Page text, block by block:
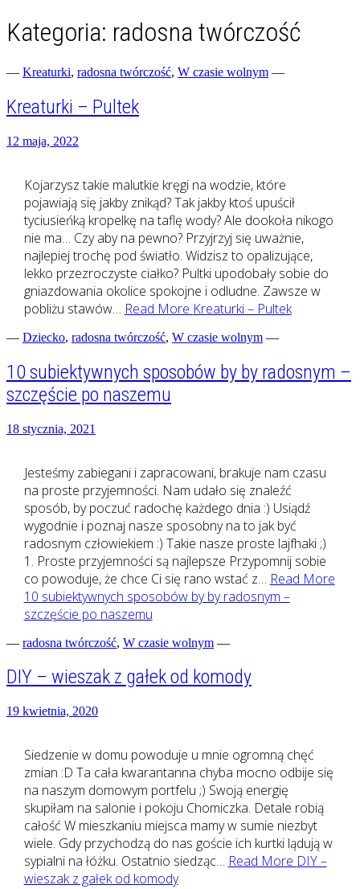
zgranestado.pl
Fotograficzne zapiski dnia codziennego
Kategoria: radosna twórczość
— Kreaturki, radosna twórczość, W czasie wolnym —
Kreaturki – Pultek
12 maja, 2022
Kojarzysz takie malutkie kręgi na wodzie, które
pojawiają się jakby znikąd? Tak jakby ktoś upuścił
tyciusieńką kropelkę na taflę wody? Ale dookoła nikogo
nie ma… Czy aby na pewno? Przyjrzyj się uważnie,
najlepiej trochę pod światło. Widzisz to opalizujące,
lekko przezroczyste ciałko? Pultki upodobały sobie do
gniazdowania okolice spokojne i odludne. Zawsze w
pobliżu stawów… Read More Kreaturki – Pultek
— Dziecko, radosna twórczość, W czasie wolnym —
10 subiektywnych sposobów by by radosnym –
szczęście po naszemu
18 stycznia, 2021
Jesteśmy zabiegani i zapracowani, brakuje nam czasu
na proste przyjemności. Nam udało się znaleźć
sposób, by poczuć radochę każdego dnia :) Usiądź
wygodnie i poznaj nasze sposobny na to jak być
radosnym człowiekiem :) Takie nasze proste lajfhaki ;)
1. Proste przyjemności są najlepsze Przypomnij sobie
co powoduje, że chce Ci się rano wstać z… Read More
10 subiektywnych sposobów by by radosnym –
szczęście po naszemu
— radosna twórczość, W czasie wolnym —
DIY – wieszak z gałek od komody
19 kwietnia, 2020
Siedzenie w domu powoduje u mnie ogromną chęć
zmian :D Ta cała kwarantanna chyba mocno odbije się
na naszym domowym portfelu ;) Swoją energię
skupiłam na salonie i pokoju Chomiczka. Detale robią
całość W mieszkaniu miejsca mamy w sumie niezbyt
wiele. Gdy przychodzą do nas goście ich kurtki lądują w
sypialni na łóżku. Ostatnio siedząc… Read More DIY –
wieszak z gałek od komody